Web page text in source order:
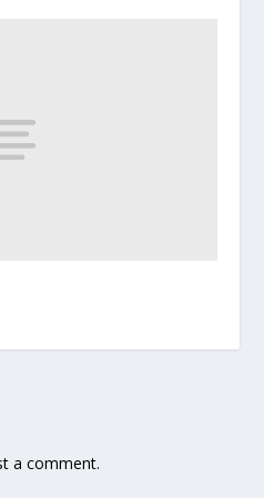
a comment.